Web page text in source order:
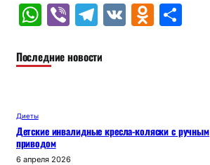
W
at
p
p
Vi
er
T
e
m
V O
a
О
в
Последние новости
Диеты
Детские инвалидные кресла-коляски с ручным
приводом
6 апреля 2026